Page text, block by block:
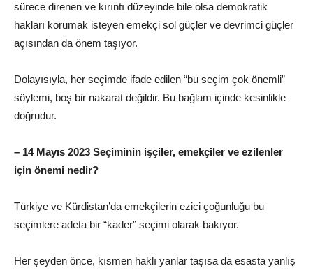
sürece direnen ve kırıntı düzeyinde bile olsa demokratik
hakları korumak isteyen emekçi sol güçler ve devrimci güçler
açısından da önem taşıyor.
Dolayısıyla, her seçimde ifade edilen “bu seçim çok önemli”
söylemi, boş bir nakarat değildir. Bu bağlam içinde kesinlikle
doğrudur.
– 14 Mayıs 2023 Seçiminin işçiler, emekçiler ve ezilenler
için önemi nedir?
Türkiye ve Kürdistan’da emekçilerin ezici çoğunluğu bu
seçimlere adeta bir “kader” seçimi olarak bakıyor.
Her şeyden önce, kısmen haklı yanlar taşısa da esasta yanlış